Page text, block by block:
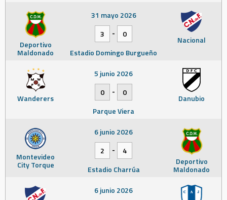
Deportivo
Maldonado
Nacional
31 mayo 2026
3
-
0
Estadio Domingo Burgueño
Wanderers Danubio
5 junio 2026
0
-
0
Parque Viera
Montevideo
City Torque Deportivo
Maldonado
6 junio 2026
2
-
4
Estadio Charrúa
6 junio 2026